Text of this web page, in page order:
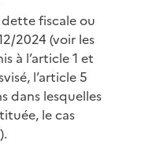
fiscale ou
2024 (voir les
à l’article 1 et
l’article 5
dans lesquelles
le cas